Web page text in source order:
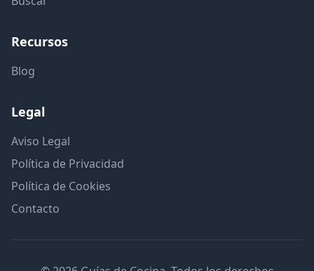
Recursos
Blog
Legal
Aviso Legal
Política de Privacidad
Política de Cookies
Contacto